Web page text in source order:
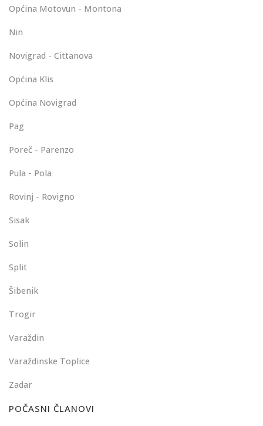
Općina Motovun - Montona
Nin
Novigrad - Cittanova
Općina Klis
Općina Novigrad
Pag
Poreč - Parenzo
Pula - Pola
Rovinj - Rovigno
Sisak
Solin
Split
Šibenik
Trogir
Varaždin
Varaždinske Toplice
Zadar
POČASNI ČLANOVI